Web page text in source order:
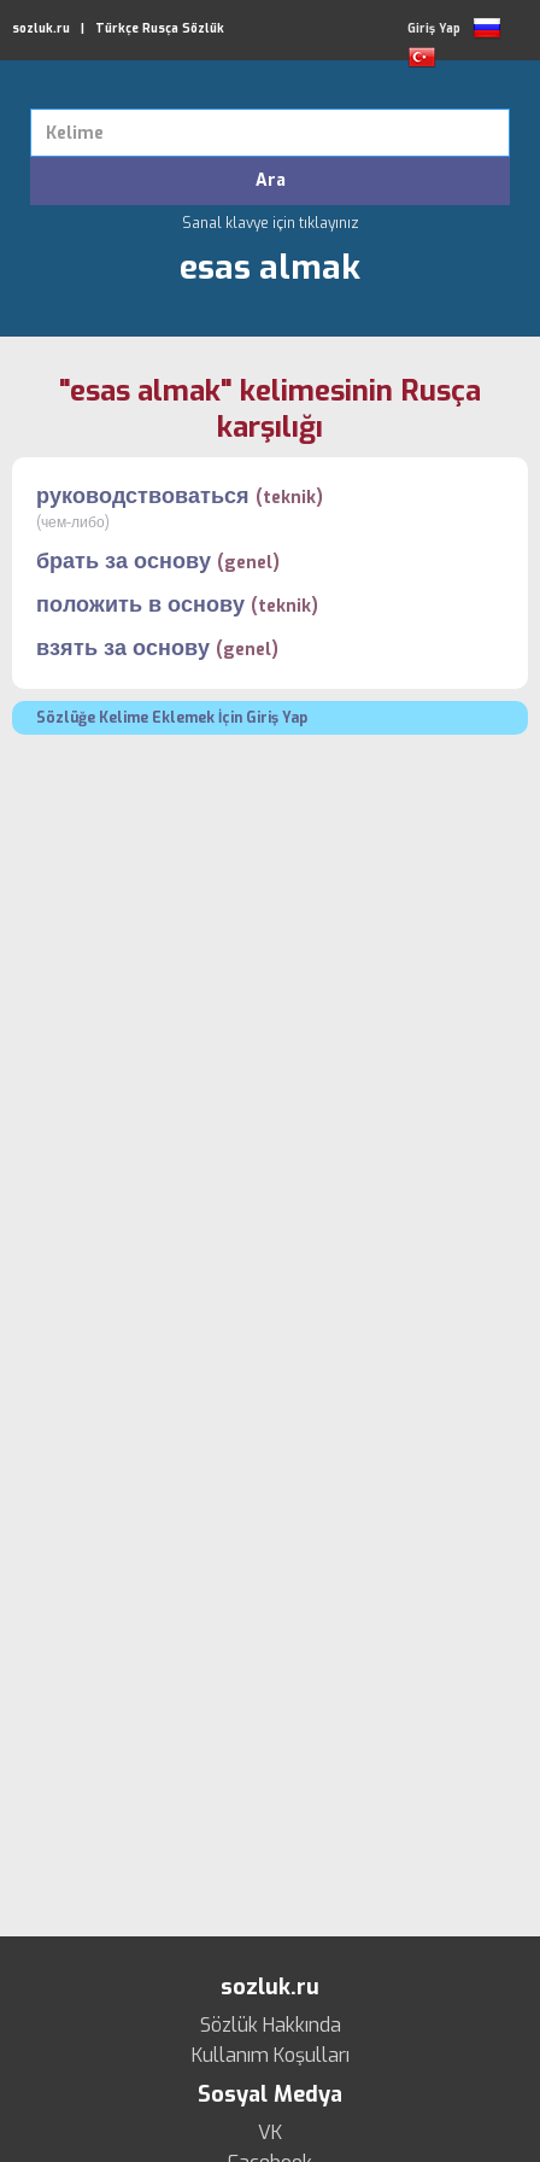
sozluk.ru | Türkçe Rusça Sözlük Giriş Yap
Sanal klavye için tıklayınız
esas almak
"esas almak" kelimesinin Rusça
karşılığı
руководствоваться (teknik)
(чем-либо)
брать за основу (genel)
положить в основу (teknik)
взять за основу (genel)
Sözlüğe Kelime Eklemek İçin Giriş Yap
sozluk.ru
Sözlük Hakkında
Kullanım Koşulları
Sosyal Medya
VK